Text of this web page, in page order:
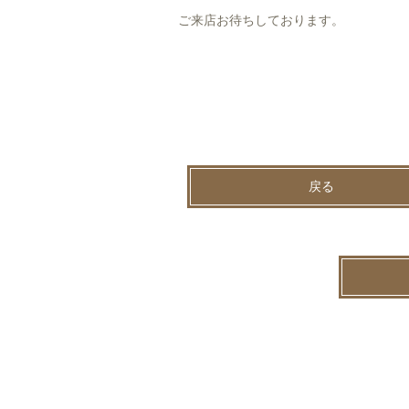
ご来店お待ちしております。
戻る